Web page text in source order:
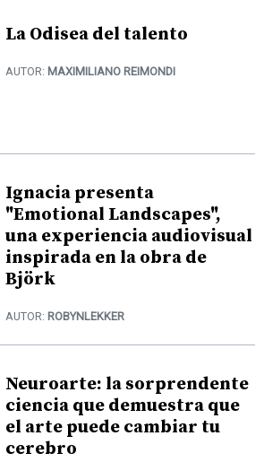
La Odisea del talento
AUTOR: MAXIMILIANO REIMONDI
Ignacia presenta
"Emotional Landscapes",
una experiencia audiovisual
inspirada en la obra de
Björk
AUTOR: ROBYNLEKKER
Neuroarte: la sorprendente
ciencia que demuestra que
el arte puede cambiar tu
cerebro